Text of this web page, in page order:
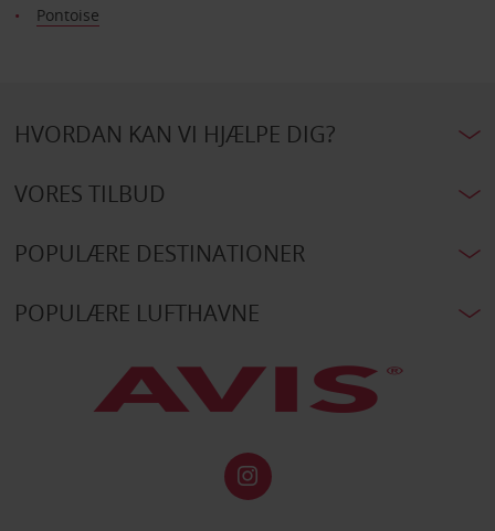
Pontoise
HVORDAN KAN VI HJÆLPE DIG?
VORES TILBUD
POPULÆRE DESTINATIONER
POPULÆRE LUFTHAVNE